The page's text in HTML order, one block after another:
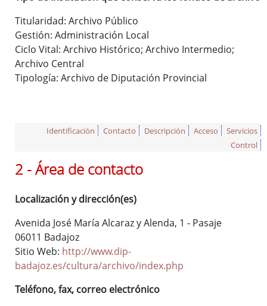
Guía del Archivo de la Diputación Provincial de Badajoz
(ISAD-G)
Fondos documentales
Cuadro de Clasificación
Publicaciones
Portal de Archivo
Biblioteca Auxiliar
Archivo digital
Boletín Oficial de la Provincia de Badajoz (desde 1835)
Histórico de diputados
Solicitud de información
Titularidad: Archivo Público
Gestión: Administración Local
Ciclo Vital: Archivo Histórico; Archivo Intermedio;
Archivo Central
Tipología: Archivo de Diputación Provincial
Identificación Contacto Descripción Acceso
Servicios
Control
2 - Área de contacto
Localización y dirección(es)
Avenida José María Alcaraz y Alenda, 1 - Pasaje
06011 Badajoz
Sitio Web: http://www.dip-
badajoz.es/cultura/archivo/index.php
Teléfono, fax, correo electrónico